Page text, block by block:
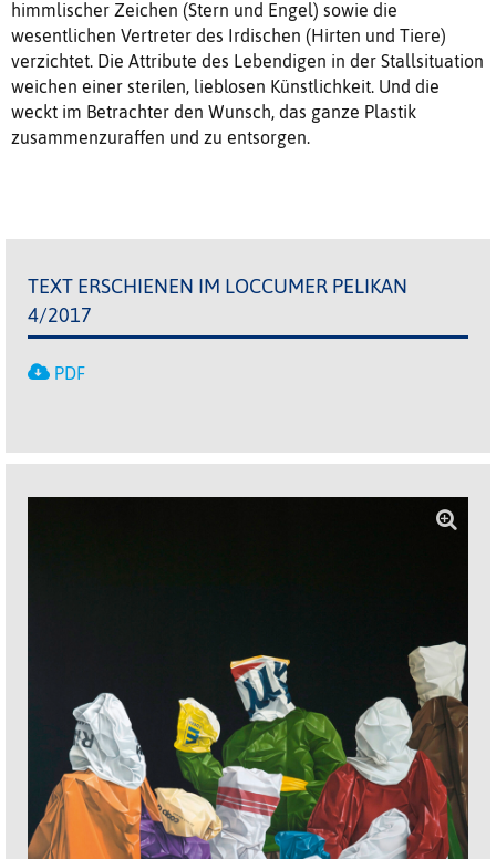
himmlischer Zeichen (Stern und Engel) sowie die
wesentlichen Vertreter des Irdischen (Hirten und Tiere)
verzichtet. Die Attribute des Lebendigen in der Stallsituation
weichen einer sterilen, lieblosen Künstlichkeit. Und die
weckt im Betrachter den Wunsch, das ganze Plastik
zusammenzuraffen und zu entsorgen.
TEXT ERSCHIENEN IM LOCCUMER PELIKAN
4/2017
PDF